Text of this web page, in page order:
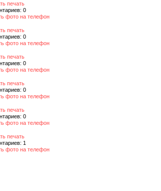
печать
0
фото на телефон
печать
0
фото на телефон
печать
0
фото на телефон
печать
0
фото на телефон
печать
0
фото на телефон
печать
1
фото на телефон